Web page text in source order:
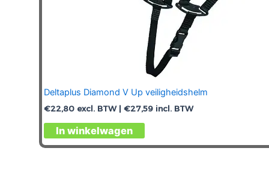
Deltaplus Diamond V Up veiligheidshelm
€22,80 excl. BTW | €27,59 incl. BTW
In winkelwagen
Dit
product